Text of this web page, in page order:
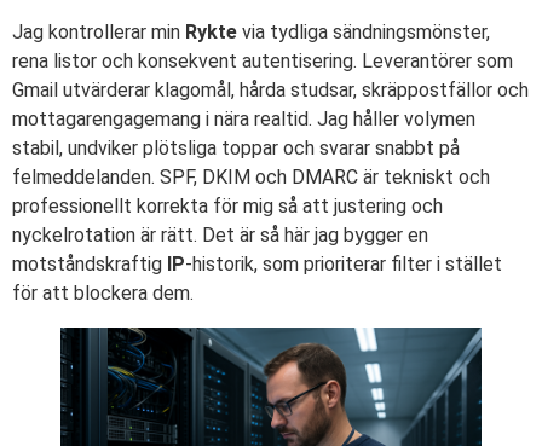
Jag kontrollerar min Rykte via tydliga sändningsmönster,
rena listor och konsekvent autentisering. Leverantörer som
Gmail utvärderar klagomål, hårda studsar, skräppostfällor och
mottagarengagemang i nära realtid. Jag håller volymen
stabil, undviker plötsliga toppar och svarar snabbt på
felmeddelanden. SPF, DKIM och DMARC är tekniskt och
professionellt korrekta för mig så att justering och
nyckelrotation är rätt. Det är så här jag bygger en
motståndskraftig IP-historik, som prioriterar filter i stället
för att blockera dem.